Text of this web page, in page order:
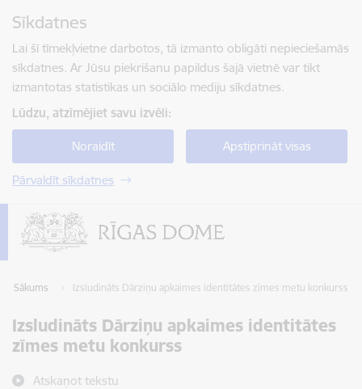
Sīkdatnes
Lai šī tīmekļvietne darbotos, tā izmanto obligāti nepieciešamās
sīkdatnes. Ar Jūsu piekrišanu papildus šajā vietnē var tikt
izmantotas statistikas un sociālo mediju sīkdatnes.
Lūdzu, atzīmējiet savu izvēli:
Noraidīt Apstiprināt visas
Pārvaldīt sīkdatnes
Sākums Izsludināts Dārziņu apkaimes identitātes zīmes metu konkurss
Izsludināts Dārziņu apkaimes identitātes
zīmes metu konkurss
Atskaņot tekstu